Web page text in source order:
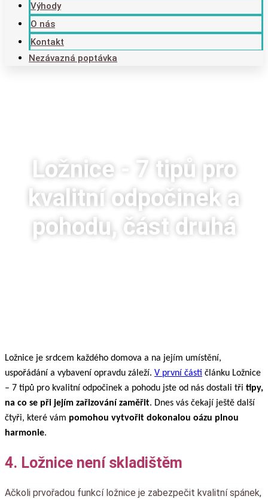
Výhody
O nás
Kontakt
Nezávazná poptávka
Ložnice - 7 tipů pro
kvalitní odpočinek a
pohodu, část druhá
Ložnice je srdcem každého domova a na jejím umístění,
uspořádání a vybavení opravdu záleží. V první části článku Ložnice
– 7 tipů pro kvalitní odpočinek a pohodu jste od nás dostali tři tipy,
na co se při jejím zařizování zaměřit. Dnes vás čekají ještě další
čtyři, které vám pomohou vytvořit dokonalou oázu plnou
harmonie.
4. Ložnice není skladištěm
Ačkoli prvořadou funkcí ložnice je zabezpečit kvalitní spánek,